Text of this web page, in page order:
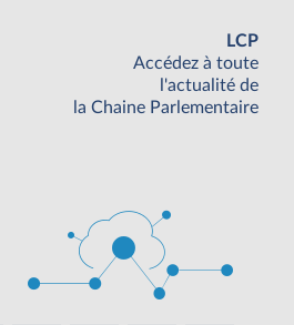
LCP
Accédez à toute
l'actualité de
la Chaine Parlementaire